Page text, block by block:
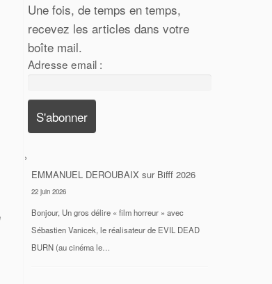
Une fois, de temps en temps,
recevez les articles dans votre
boîte mail.
Adresse email :
EMMANUEL DEROUBAIX sur Bifff 2026
22 juin 2026
Bonjour, Un gros délire « film horreur » avec
Sébastien Vanicek, le réalisateur de EVIL DEAD
BURN (au cinéma le…